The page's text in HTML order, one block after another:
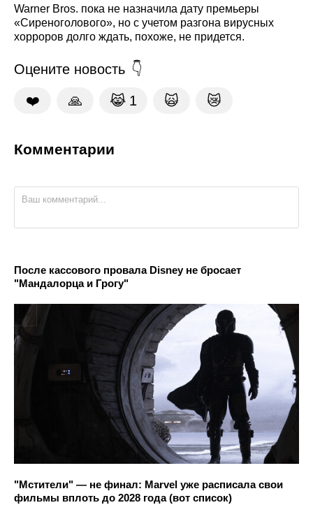
Warner Bros. пока не назначила дату премьеры
«Сиреноголового», но с учетом разгона вирусных
хорроров долго ждать, похоже, не придется.
Оцените новость
❤️ 🙏 😹 1 🙀 😿
Комментарии
После кассового провала Disney не бросает
"Мандалорца и Грогу"
"Мстители" — не финал: Marvel уже расписала свои
фильмы вплоть до 2028 года (вот список)